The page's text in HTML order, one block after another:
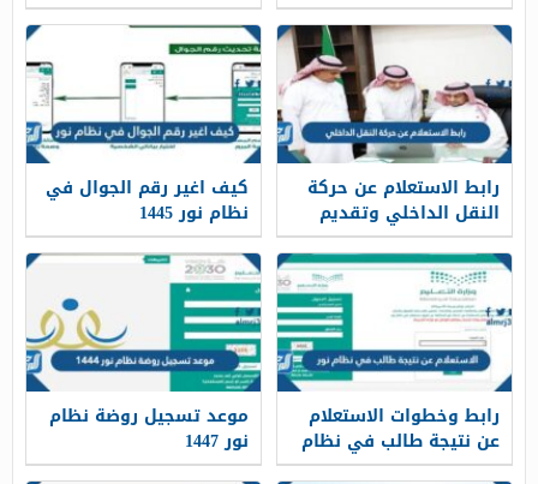
الابتدائية والمتوسطة
1446
رابط الاستعلام عن حركة
النقل الداخلي وتقديم
اعتراض بمنصة نور
كيف اغير رقم الجوال في
نظام نور 1445
رابط وخطوات الاستعلام
عن نتيجة طالب في نظام
نور
موعد تسجيل روضة نظام
نور 1447